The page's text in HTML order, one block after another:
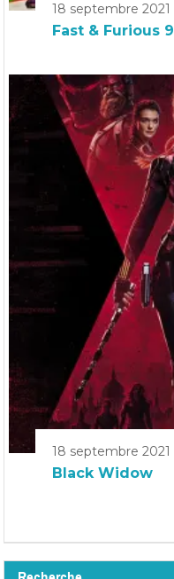
18 septembre 2021
Fast & Furious 9
18 septembre 2021
Black Widow